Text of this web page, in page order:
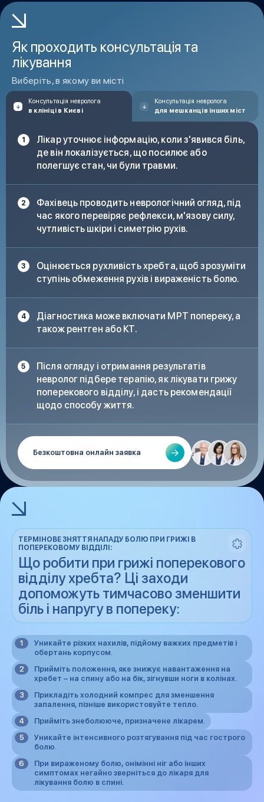
Скутість і обмеження рухливості.
У складних випадках відзначаються порушення
функцій органів малого таза.
Як проходить консультація та
лікування
Виберіть, в якому ви місті
Консультація невролога
в клініці в Києві
Консультація невролога
для мешканців інших міст
Лікар уточнює інформацію, коли з'явився біль,
де він локалізується, що посилює або
полегшує стан, чи були травми.
Фахівець проводить неврологічний огляд, під
час якого перевіряє рефлекси, м'язову силу,
чутливість шкіри і симетрію рухів.
Оцінюється рухливість хребта, щоб зрозуміти
ступінь обмеження рухів і вираженість болю.
Діагностика може включати МРТ попереку, а
також рентген або КТ.
Після огляду і отримання результатів
невролог підбере терапію, як лікувати грижу
поперекового відділу, і дасть рекомендації
щодо способу життя.
Безкоштовна онлайн заявка
ТЕРМІНОВЕ ЗНЯТТЯ НАПАДУ БОЛЮ ПРИ ГРИЖІ В
ПОПЕРЕКОВОМУ ВІДДІЛІ:
Що робити при грижі поперекового
відділу хребта? Ці заходи
допоможуть тимчасово зменшити
біль і напругу в попереку:
Уникайте різких нахилів, підйому важких предметів і
обертань корпусом.
Прийміть положення, яке знижує навантаження на
хребет – на спину або на бік, зігнувши ноги в колінах.
Прикладіть холодний компрес для зменшення
запалення, пізніше використовуйте тепло.
Прийміть знеболююче, призначене лікарем.
Уникайте інтенсивного розтягування під час гострого
болю.
При вираженому болю, онімінні ніг або інших
симптомах негайно зверніться до лікаря для
лікування болю в спині.